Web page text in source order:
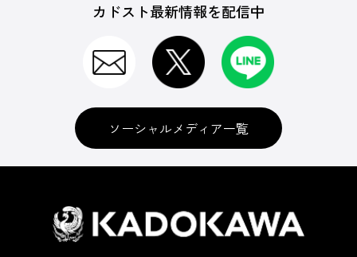
カドスト最新情報を配信中
ソーシャルメディア一覧